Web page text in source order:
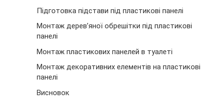
Підготовка підстави під пластикові панелі
Монтаж дерев’яної обрешітки під пластикові
панелі
Монтаж пластикових панелей в туалеті
Монтаж декоративних елементів на пластикові
панелі
Висновок